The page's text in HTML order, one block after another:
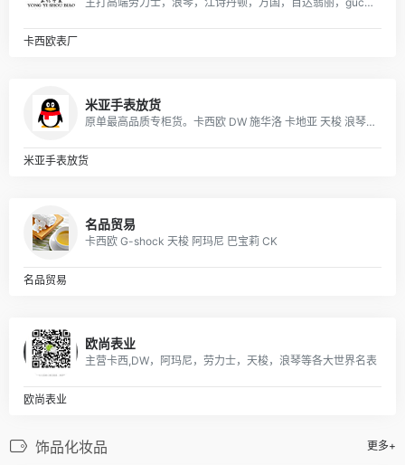
卡西欧表厂
米亚手表放货
原单最高品质专柜货。卡西欧 DW 施华洛 卡地亚 天梭 浪琴 瑞士ETA机芯定制…….等
米亚手表放货
名品贸易
卡西欧 G-shock 天梭 阿玛尼 巴宝莉 CK
名品贸易
欧尚表业
主营卡西,DW，阿玛尼，劳力士，天梭，浪琴等各大世界名表
欧尚表业
饰品化妆品 更多+